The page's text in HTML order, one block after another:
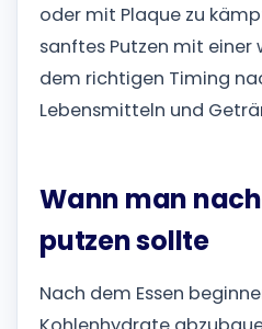
oder mit Plaque zu
sanftes Putzen mit einer
dem richtigen Timing
Lebensmitteln und
Wann man
putzen sollte
Nach dem Essen